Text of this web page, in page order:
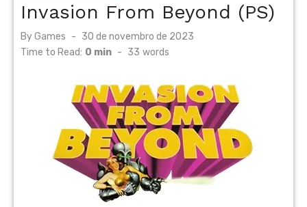
Invasion From Beyond (PS)
ByGames
Posted
on
30 de novembro de 2023
Time to Read: 0 min - 33 words